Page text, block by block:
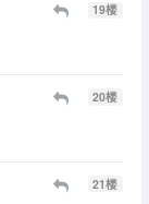
19楼
20楼
21楼